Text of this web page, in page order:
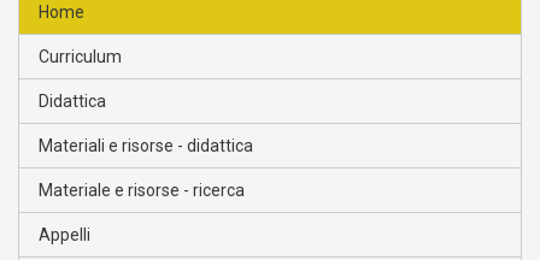
Home
Curriculum
Didattica
Materiali e risorse - didattica
Materiale e risorse - ricerca
Appelli